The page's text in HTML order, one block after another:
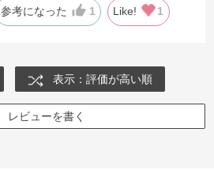
参考になった 1 Like! 1
表示：評価が高い順
レビューを書く